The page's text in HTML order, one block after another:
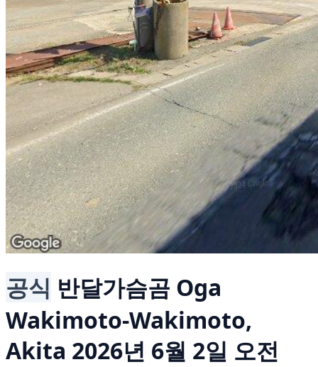
공식 반달가슴곰 Oga
Wakimoto-Wakimoto,
Akita 2026년 6월 2일 오전